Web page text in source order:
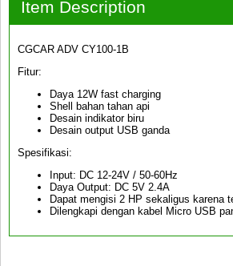
Item Description
CGCAR ADV CY100-1B
Fitur:
Daya 12W fast charging
Shell bahan tahan api
Desain indikator biru
Desain output USB ganda
Spesifikasi:
Input: DC 12-24V / 50-60Hz
Daya Output: DC 5V 2.4A
Dapat mengisi 2 HP sekaligus karena
Dilengkapi dengan kabel Micro USB